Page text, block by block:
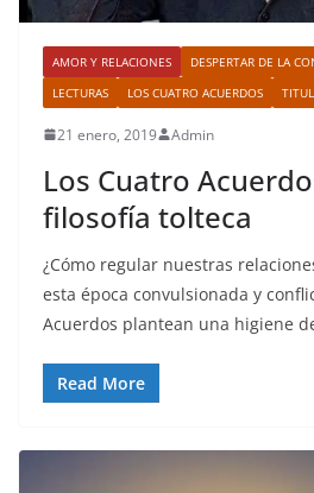
AMOR Y RELACIONES DESPERTAR DE LA
LECTURAS
LOS CUATRO ACUERDOS
21 enero, 2019 Admin
Los Cuatro
filosofía tolteca
¿Cómo regular nuestras
esta época convulsionada y
Acuerdos plantean una higiene
Read More